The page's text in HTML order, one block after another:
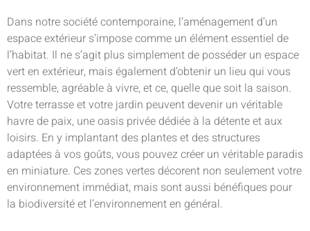
Dans notre société contemporaine, l’aménagement d’un
espace extérieur s’impose comme un élément essentiel de
l’habitat. Il ne s’agit plus simplement de posséder un espace
vert en extérieur, mais également d’obtenir un lieu qui vous
ressemble, agréable à vivre, et ce, quelle que soit la saison.
Votre terrasse et votre jardin peuvent devenir un véritable
havre de paix, une oasis privée dédiée à la détente et aux
loisirs. En y implantant des plantes et des structures
adaptées à vos goûts, vous pouvez créer un véritable paradis
en miniature. Ces zones vertes décorent non seulement votre
environnement immédiat, mais sont aussi bénéfiques pour
la biodiversité et l’environnement en général.